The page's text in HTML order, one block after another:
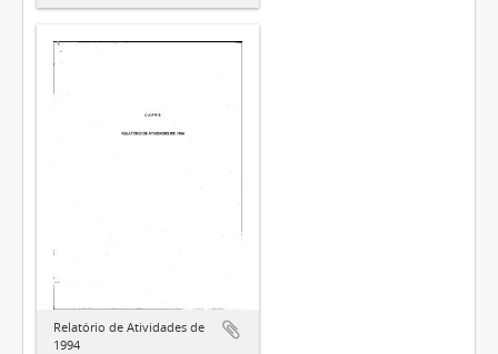
Relatório de Atividades de
1994